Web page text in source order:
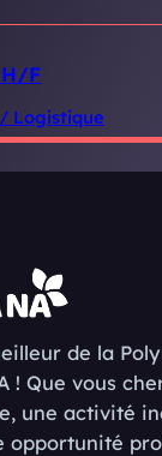
F
Logistique
de la
! Que vous
une activité
opportunité